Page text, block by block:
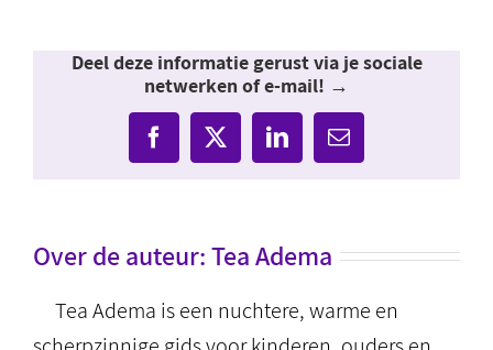
Deel deze informatie gerust via je sociale
netwerken of e-mail! →
Facebook
X LinkedIn
E-
mail
Over de auteur:Tea Adema
Tea Adema is een nuchtere, warme en